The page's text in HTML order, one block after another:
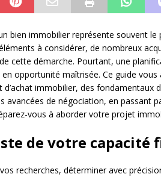
bien immobilier représente souvent
à considérer, de nombreux
cette démarche. Pourtant, une
opportunité maîtrisée. Ce guide vous
immobilier, des fondamentaux
avancées de négociation, en passant
vous à aborder votre projet
de votre capacité
recherches, déterminer avec